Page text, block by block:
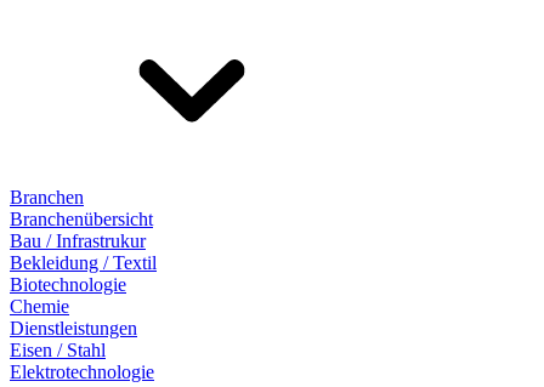
Branchen
Branchenübersicht
Bau / Infrastrukur
Bekleidung / Textil
Biotechnologie
Chemie
Dienstleistungen
Eisen / Stahl
Elektrotechnologie